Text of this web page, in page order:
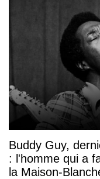
Buddy Guy,
: l'homme qui a
la Maison-